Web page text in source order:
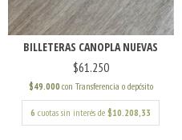
BILLETERAS CANOPLA NUEVAS
$61.250
$49.000 con Transferencia o depósito
6 cuotas sin interés de$10.208,33